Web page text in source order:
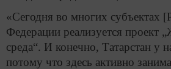
«Сегодня во многих субъектах
Федерации реализуется проект
среда“. И конечно, Татарстан у
потому что здесь активно